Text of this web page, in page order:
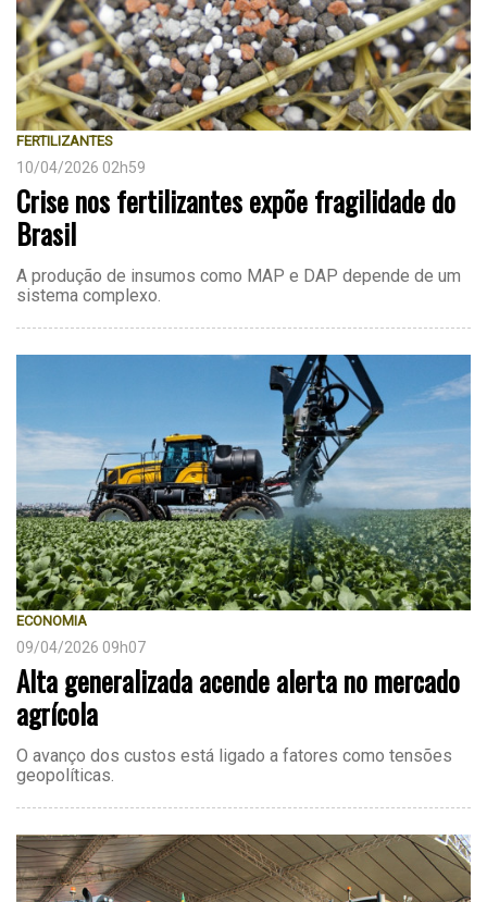
FERTILIZANTES
10/04/2026 02h59
Crise nos fertilizantes expõe fragilidade do
Brasil
A produção de insumos como MAP e DAP depende de um
sistema complexo.
ECONOMIA
09/04/2026 09h07
Alta generalizada acende alerta no mercado
agrícola
O avanço dos custos está ligado a fatores como tensões
geopolíticas.